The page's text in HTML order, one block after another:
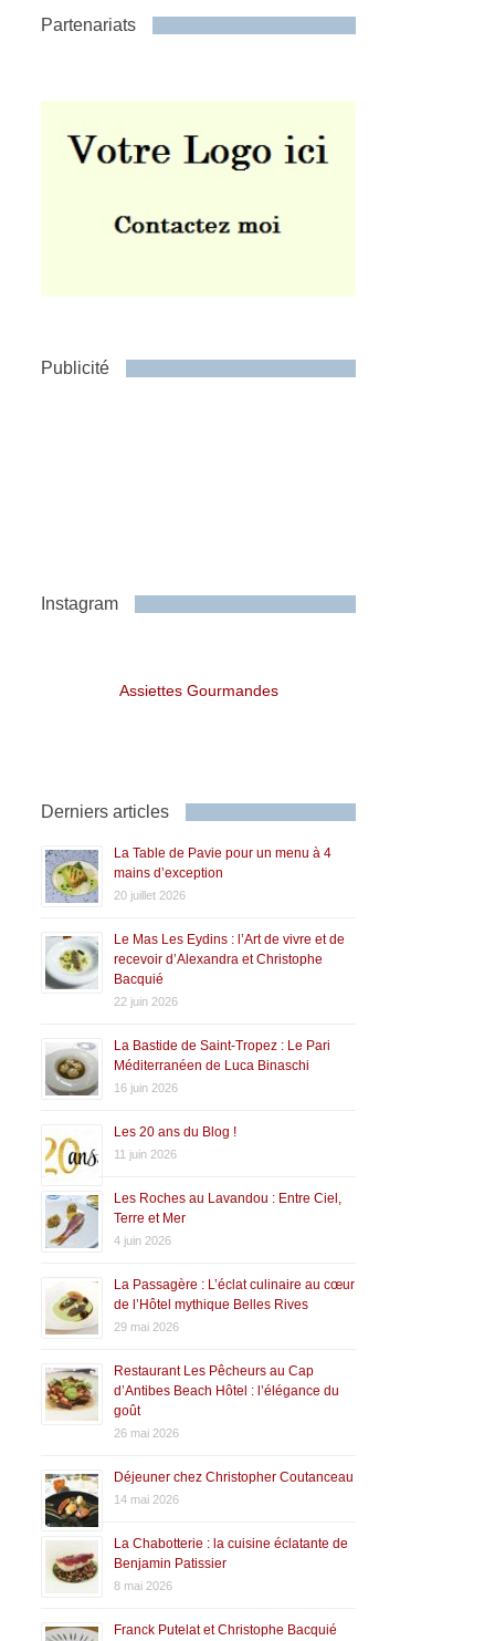
Partenariats
Publicité
Instagram
Assiettes Gourmandes
Derniers articles
La Table de Pavie pour un menu à 4
mains d’exception
20 juillet 2026
Le Mas Les Eydins : l’Art de vivre et de
recevoir d’Alexandra et Christophe
Bacquié
22 juin 2026
La Bastide de Saint-Tropez : Le Pari
Méditerranéen de Luca Binaschi
16 juin 2026
Les 20 ans du Blog !
11 juin 2026
Les Roches au Lavandou : Entre Ciel,
Terre et Mer
4 juin 2026
La Passagère : L’éclat culinaire au cœur
de l’Hôtel mythique Belles Rives
29 mai 2026
Restaurant Les Pêcheurs au Cap
d’Antibes Beach Hôtel : l’élégance du
goût
26 mai 2026
Déjeuner chez Christopher Coutanceau
14 mai 2026
La Chabotterie : la cuisine éclatante de
Benjamin Patissier
8 mai 2026
Franck Putelat et Christophe Bacquié